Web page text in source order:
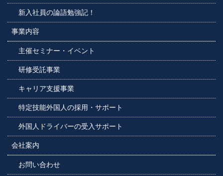
新入社員の論語勉強記！
事業内容
主催セミナー・イベント
研修受託事業
キャリア支援事業
特定技能外国人の採用・サポート
外国人ドライバーの受入サポート
会社案内
お問い合わせ